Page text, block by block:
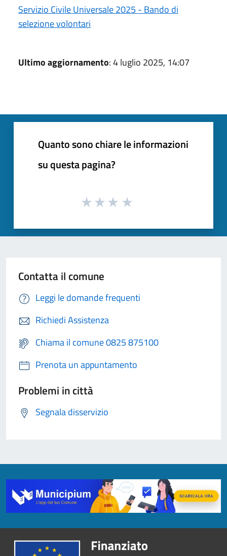
Servizio Civile Universale 2025 - Bando di
selezione volontari
Ultimo aggiornamento: 4 luglio 2025, 14:07
Quanto sono chiare le informazioni
su questa pagina?
Contatta il comune
Leggi le domande frequenti
Richiedi Assistenza
Chiama il comune 0825 875100
Prenota un appuntamento
Problemi in città
Segnala disservizio